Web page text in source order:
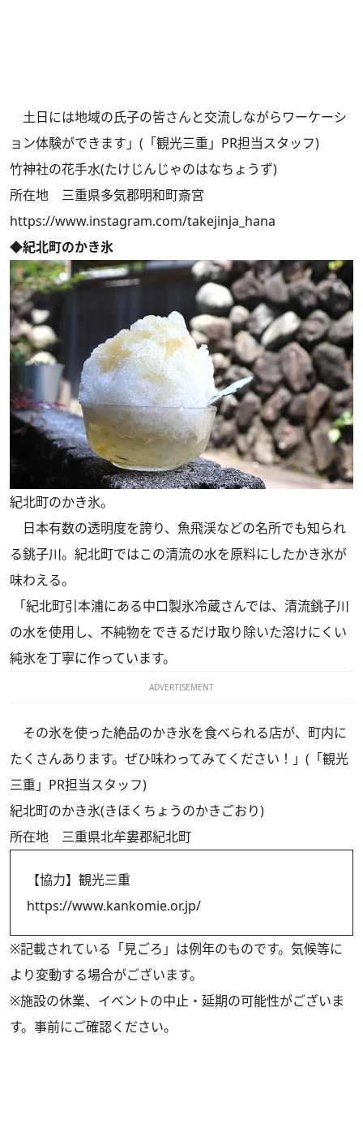
土日には地域の氏子の皆さんと交流しながらワーケーシ
ョン体験ができます」(「観光三重」PR担当スタッフ)
竹神社の花手水(たけじんじゃのはなちょうず)
所在地 三重県多気郡明和町斎宮
https://www.instagram.com/takejinja_hana
◆紀北町のかき氷
紀北町のかき氷。
日本有数の透明度を誇り、魚飛渓などの名所でも知られ
る銚子川。紀北町ではこの清流の水を原料にしたかき氷が
味わえる。
「紀北町引本浦にある中口製氷冷蔵さんでは、清流銚子川
の水を使用し、不純物をできるだけ取り除いた溶けにくい
純氷を丁寧に作っています。
ADVERTISEMENT
その氷を使った絶品のかき氷を食べられる店が、町内に
たくさんあります。ぜひ味わってみてください！」(「観光
三重」PR担当スタッフ)
紀北町のかき氷(きほくちょうのかきごおり)
所在地 三重県北牟婁郡紀北町
【協力】観光三重
https://www.kankomie.or.jp/
※記載されている「見ごろ」は例年のものです。気候等に
より変動する場合がございます。
※施設の休業、イベントの中止・延期の可能性がございま
す。事前にご確認ください。